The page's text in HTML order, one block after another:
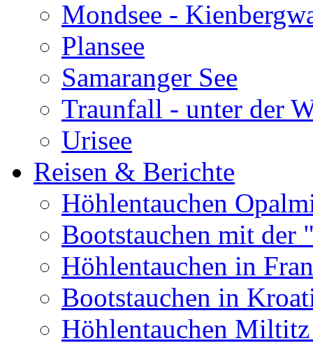
Mondsee -
Plansee
Samaranger See
Traunfall - unter der
Urisee
Reisen & Berichte
Höhlentauchen
Bootstauchen mit
Höhlentauchen in
Bootstauchen in
Höhlentauchen